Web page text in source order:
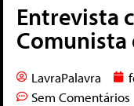
Entrevista
Comunista
LavraPalavra
Sem Comentários